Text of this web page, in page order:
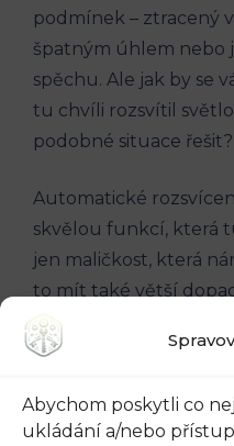
Abychom poskytli co
ukládání a/nebo
podmínek – ztracený
špatným úhlem nebo
spěchu. Ale jak by se
tu chvíli rozsvítil
podobné situace řešit?
Automatické
skvělou funkcí, která
jen maličkost, která
to mít také větší
celkovou pohodlnost
Zde jsou některé
nastavení: